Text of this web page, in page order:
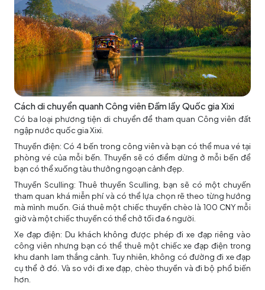
Cách di chuyển quanh Công viên Đầm lầy Quốc gia Xixi
Có ba loại phương tiện di chuyển để tham quan Công viên đất
ngập nước quốc gia Xixi.
Thuyền điện: Có 4 bến trong công viên và bạn có thể mua vé tại
phòng vé của mỗi bến. Thuyền sẽ có điểm dừng ở mỗi bến để
bạn có thể xuống tàu thưởng ngoạn cảnh đẹp.
Thuyền Sculling: Thuê thuyền Sculling, bạn sẽ có một chuyến
tham quan khá miễn phí và có thể lựa chọn rẽ theo từng hướng
mà mình muốn. Giá thuê một chiếc thuyền chèo là 100 CNY mỗi
giờ và một chiếc thuyền có thể chở tối đa 6 người.
Xe đạp điện: Du khách không được phép đi xe đạp riêng vào
công viên nhưng bạn có thể thuê một chiếc xe đạp điện trong
khu danh lam thắng cảnh. Tuy nhiên, không có đường đi xe đạp
cụ thể ở đó. Và so với đi xe đạp, chèo thuyền và đi bộ phổ biến
hơn.